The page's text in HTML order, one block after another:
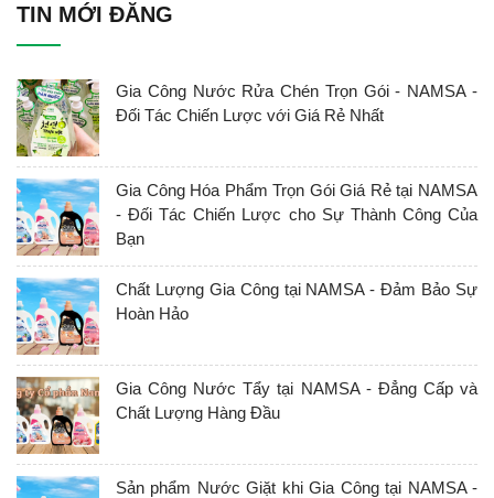
TIN MỚI ĐĂNG
Gia Công Nước Rửa Chén Trọn Gói - NAMSA -
Đối Tác Chiến Lược với Giá Rẻ Nhất
Gia Công Hóa Phẩm Trọn Gói Giá Rẻ tại NAMSA
- Đối Tác Chiến Lược cho Sự Thành Công Của
Bạn
Chất Lượng Gia Công tại NAMSA - Đảm Bảo Sự
Hoàn Hảo
Gia Công Nước Tẩy tại NAMSA - Đẳng Cấp và
Chất Lượng Hàng Đầu
Sản phẩm Nước Giặt khi Gia Công tại NAMSA -